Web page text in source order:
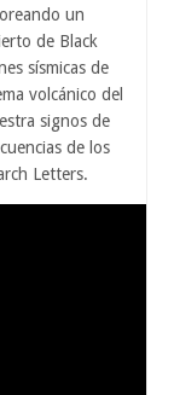
un
de Black
sísmicas de
volcánico del
signos de
de los
Letters.